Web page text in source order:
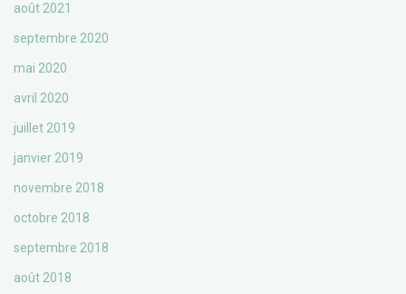
août 2021
septembre 2020
mai 2020
avril 2020
juillet 2019
janvier 2019
novembre 2018
octobre 2018
septembre 2018
août 2018